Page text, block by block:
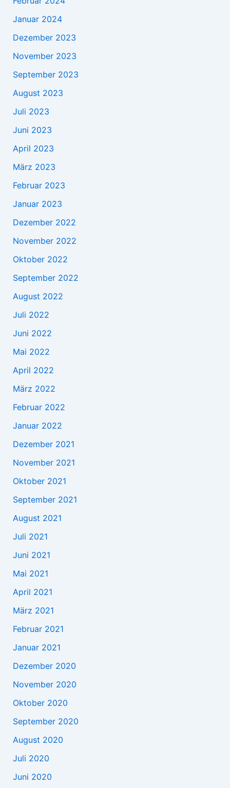
Januar 2024
Dezember 2023
November 2023
September 2023
August 2023
Juli 2023
Juni 2023
April 2023
März 2023
Februar 2023
Januar 2023
Dezember 2022
November 2022
Oktober 2022
September 2022
August 2022
Juli 2022
Juni 2022
Mai 2022
April 2022
März 2022
Februar 2022
Januar 2022
Dezember 2021
November 2021
Oktober 2021
September 2021
August 2021
Juli 2021
Juni 2021
Mai 2021
April 2021
März 2021
Februar 2021
Januar 2021
Dezember 2020
November 2020
Oktober 2020
September 2020
August 2020
Juli 2020
Juni 2020